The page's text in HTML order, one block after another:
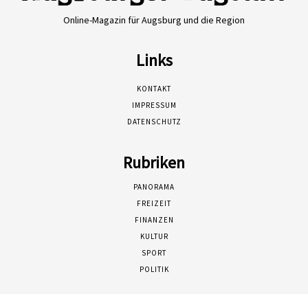
Online-Magazin für Augsburg und die Region
Links
KONTAKT
IMPRESSUM
DATENSCHUTZ
Rubriken
PANORAMA
FREIZEIT
FINANZEN
KULTUR
SPORT
POLITIK